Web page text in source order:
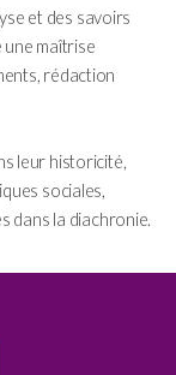
et des savoirs
une maîtrise
rédaction
leur historicité,
sociales,
dans la diachronie.